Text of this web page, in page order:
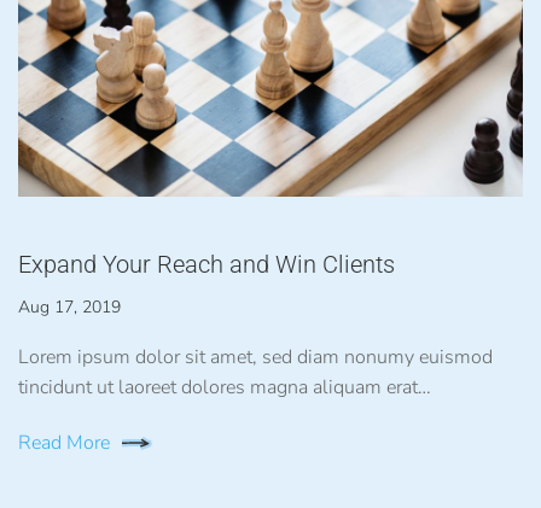
Expand Your Reach and Win Clients
Aug 17, 2019
Lorem ipsum dolor sit amet, sed diam nonumy euismod
tincidunt ut laoreet dolores magna aliquam erat…
Read More